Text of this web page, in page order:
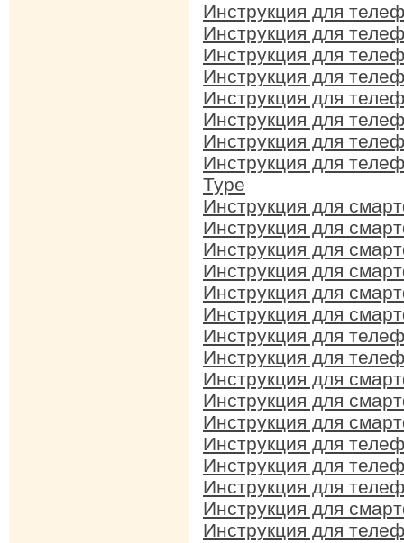
Инструкция для
Инструкция для
Инструкция для
Инструкция для
Инструкция для
Инструкция для
Инструкция для
Инструкция для
Type
Инструкция для
Инструкция для
Инструкция для
Инструкция для
Инструкция для
Инструкция для
Инструкция для
Инструкция для
Инструкция для
Инструкция для
Инструкция для
Инструкция для
Инструкция для
Инструкция для
Инструкция для
Инструкция для